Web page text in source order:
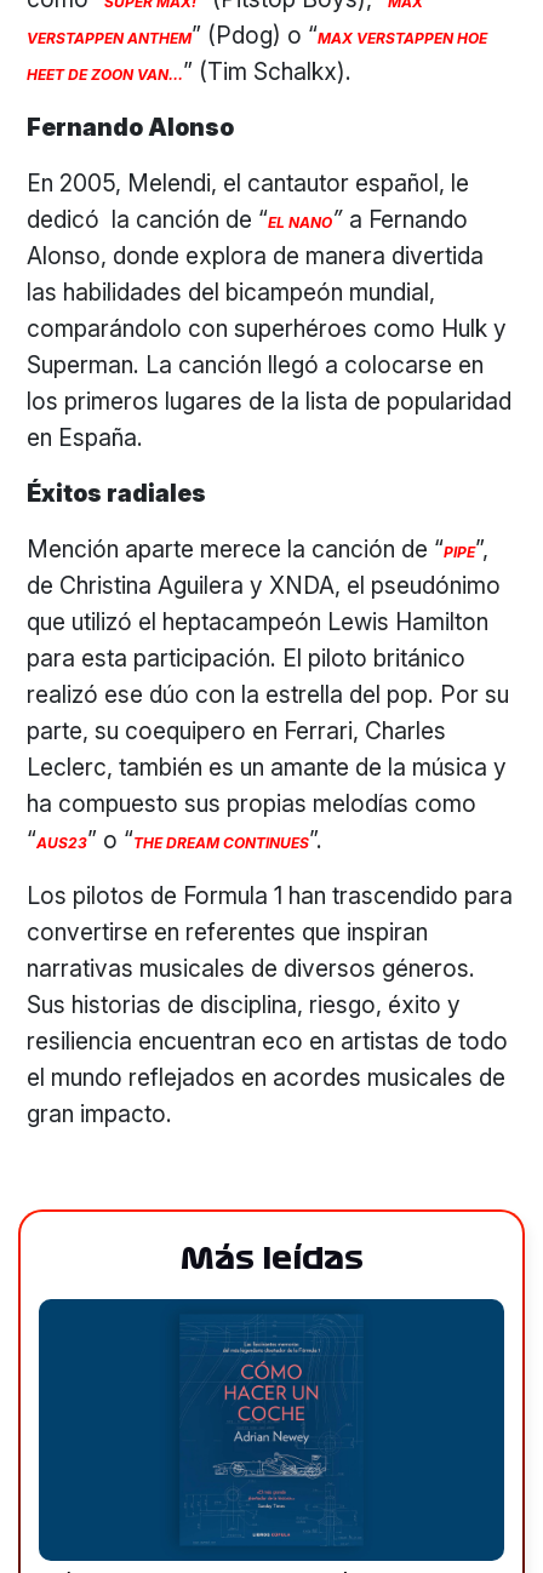
VERSTAPPEN ANTHEM” (Pdog) o “MAX VERSTAPPEN HOE
HEET DE ZOON VAN…” (Tim Schalkx).
Fernando Alonso
En 2005, Melendi, el cantautor español, le
dedicó la canción de “EL NANO” a Fernando
Alonso, donde explora de manera divertida
las habilidades del bicampeón mundial,
comparándolo con superhéroes como Hulk y
Superman. La canción llegó a colocarse en
los primeros lugares de la lista de popularidad
en España.
Éxitos radiales
Mención aparte merece la canción de “PIPE”,
de Christina Aguilera y XNDA, el pseudónimo
que utilizó el heptacampeón Lewis Hamilton
para esta participación. El piloto británico
realizó ese dúo con la estrella del pop. Por su
parte, su coequipero en Ferrari, Charles
Leclerc, también es un amante de la música y
ha compuesto sus propias melodías como
“AUS23” o “THE DREAM CONTINUES”.
Los pilotos de Formula 1 han trascendido para
convertirse en referentes que inspiran
narrativas musicales de diversos géneros.
Sus historias de disciplina, riesgo, éxito y
resiliencia encuentran eco en artistas de todo
el mundo reflejados en acordes musicales de
gran impacto.
Más leídas